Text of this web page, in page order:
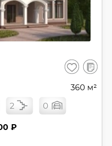
Сохранить
В
360 м²
2 0
₽